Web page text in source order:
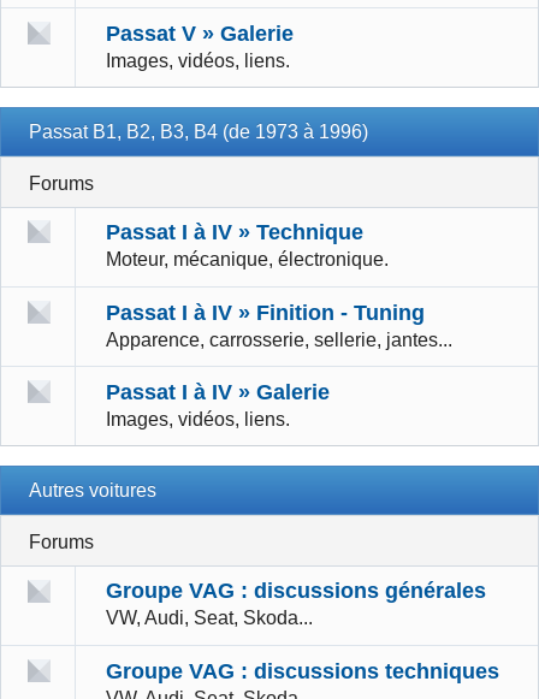
Passat V » Galerie
Images, vidéos, liens.
Passat B1, B2, B3, B4 (de 1973 à 1996)
Forums
Passat I à IV » Technique
Moteur, mécanique, électronique.
Passat I à IV » Finition - Tuning
Apparence, carrosserie, sellerie, jantes...
Passat I à IV » Galerie
Images, vidéos, liens.
Autres voitures
Forums
Groupe VAG : discussions générales
VW, Audi, Seat, Skoda...
Groupe VAG : discussions techniques